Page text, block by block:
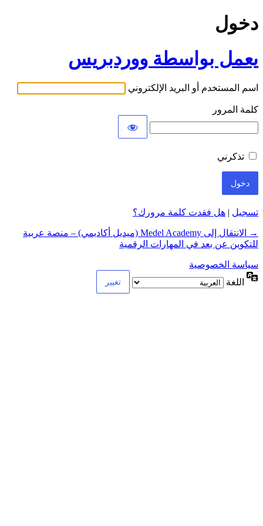
دخول
يعمل بواسطة ووردبريس
اسم المستخدم أو البريد الإلكتروني
كلمة المرور
تذكرني
تسجيل | هل فقدت كلمة مرورك؟
→ الانتقال إلى Medel Academy (ميديل أكاديمي) – منصة عربية
للتكوين عن بعد في المهارات الرقمية
سياسة الخصوصية
اللغة